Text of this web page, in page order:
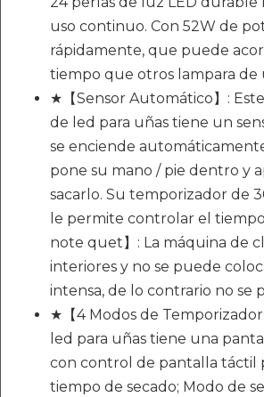
uso continuo. Con 52W de
rápidamente, que puede
tiempo que otros lampara de
★【Sensor Automático】:
de led para uñas tiene un
se enciende
pone su mano / pie dentro y
sacarlo. Su temporizador de
le permite controlar el
note quet】: La máquina de
interiores y no se puede
intensa, de lo contrario no se
★【4 Modos de Temporizador
led para uñas tiene una
con control de pantalla táctil
tiempo de secado; Modo de